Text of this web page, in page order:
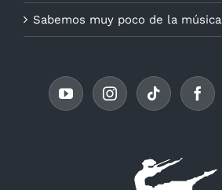
Sabemos muy poco de la música